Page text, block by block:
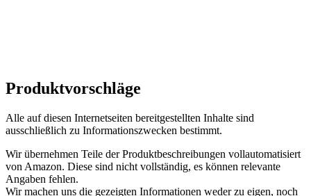
Produktvorschläge
Alle auf diesen Internetseiten bereitgestellten Inhalte sind
ausschließlich zu Informationszwecken bestimmt.
Wir übernehmen Teile der Produktbeschreibungen vollautomatisiert
von Amazon. Diese sind nicht vollständig, es können relevante
Angaben fehlen.
Wir machen uns die gezeigten Informationen weder zu eigen, noch